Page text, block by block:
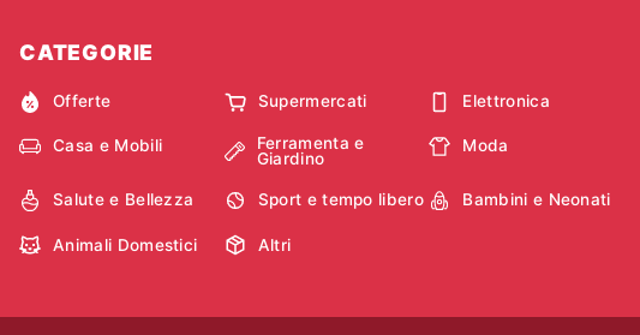
CATEGORIE
Offerte Supermercati Elettronica
Casa e Mobili
Ferramenta e
Giardino
Moda
Salute e Bellezza Sport e tempo libero Bambini e Neonati
Animali Domestici Altri